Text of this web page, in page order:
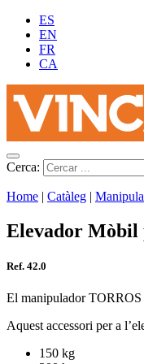
ES
EN
FR
CA
Cerca:
Home | Catàleg |
Elevador Mòbil
Ref. 42.0
El manipulador TORROS
Aquest accessori per a
150 kg